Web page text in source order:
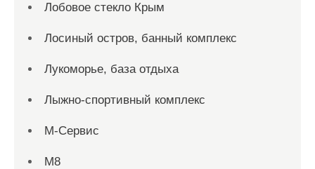
Лобовое стекло Крым
Лосиный остров, банный комплекс
Лукоморье, база отдыха
Лыжно-спортивный комплекс
М-Сервис
М8